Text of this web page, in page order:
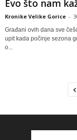
Evo što nam
Kronike Velike Gorice -
Građani ovih dana sve
upit kada počinje sezona
o...